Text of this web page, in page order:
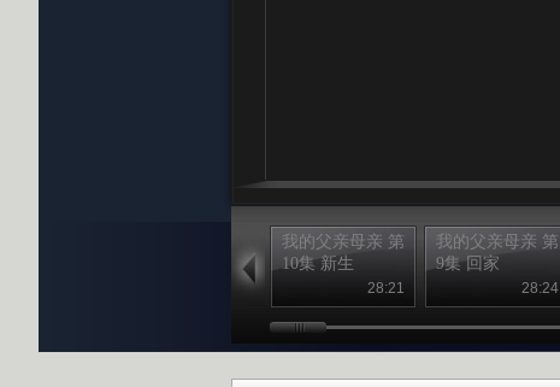
我的父亲母亲 第
10集 新生
28:21
我的父亲母亲 第
9集 回家
28:24